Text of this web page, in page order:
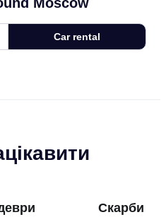
Car rental
Скарби